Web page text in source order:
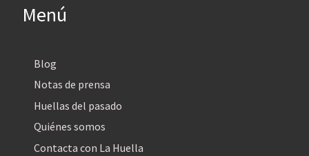
Menú
Blog
Notas de prensa
Huellas del pasado
Quiénes somos
Contacta con La Huella